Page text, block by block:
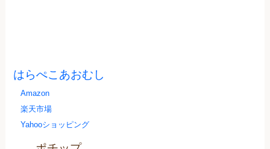
はらぺこあおむし
Amazon
楽天市場
Yahooショッピング